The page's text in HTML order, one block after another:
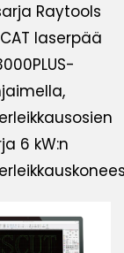
Raytools
laserpää
6 kW:n